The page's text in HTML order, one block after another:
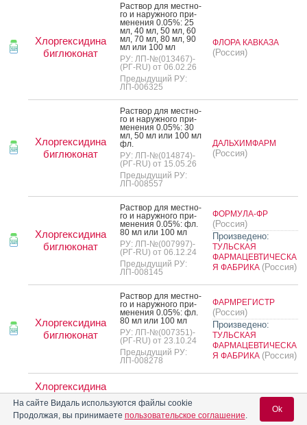
Хлоргексидина
биглюконат
Рас­твор для мес­тно­
го и на­руж­но­го при­
мене­ния 0.05%: 25
мл, 40 мл, 50 мл, 60
мл, 70 мл, 80 мл, 90
мл или 100 мл
РУ: ЛП-№(013467)-
(РГ-RU) от 06.02.26
Предыдущий РУ:
ЛП-006325
ФЛОРА КАВКАЗА
(Россия)
Хлоргексидина
биглюконат
Рас­твор для мес­тно­
го и на­руж­но­го при­
мене­ния 0.05%: 30
мл, 50 мл или 100 мл
фл.
РУ: ЛП-№(014874)-
(РГ-RU) от 15.05.26
Предыдущий РУ:
ЛП-008557
ДАЛЬХИМФАРМ
(Россия)
Хлоргексидина
биглюконат
Рас­твор для мес­тно­
го и на­руж­но­го при­
мене­ния 0.05%: фл.
80 мл или 100 мл
РУ: ЛП-№(007997)-
(РГ-RU) от 06.12.24
Предыдущий РУ:
ЛП-008145
ФОРМУЛА-ФР
(Россия)
Произведено:
ТУЛЬСКАЯ
ФАРМАЦЕВТИЧЕСКА
Я ФАБРИКА (Россия)
Хлоргексидина
биглюконат
Рас­твор для мес­тно­
го и на­руж­но­го при­
мене­ния 0.05%: фл.
80 мл или 100 мл
РУ: ЛП-№(007351)-
(РГ-RU) от 23.10.24
Предыдущий РУ:
ЛП-008278
ФАРМРЕГИСТР
(Россия)
Произведено:
ТУЛЬСКАЯ
ФАРМАЦЕВТИЧЕСКА
Я ФАБРИКА (Россия)
Хлоргексидина
биглюконат
Рас­твор для мес­тно­
го и на­руж­но­го при­
мене­ния 0.05%: фл.
На сайте Видаль используются файлы cookie
Продолжая, вы принимаете пользовательское соглашение.
Ok